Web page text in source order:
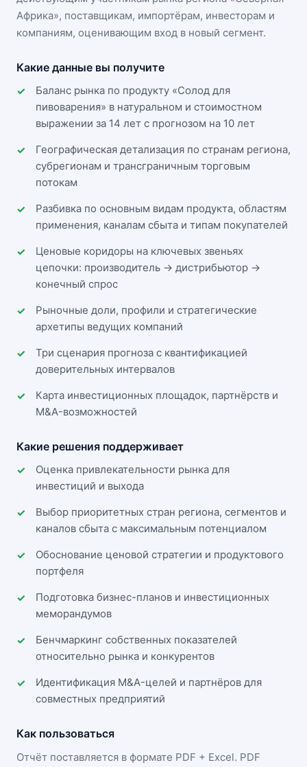
Африка», поставщикам, импортёрам, инвесторам и
компаниям, оценивающим вход в новый сегмент.
Какие данные вы получите
Баланс рынка по продукту «Солод для
пивоварения» в натуральном и стоимостном
выражении за 14 лет с прогнозом на 10 лет
Географическая детализация по странам региона,
субрегионам и трансграничным торговым
потокам
Разбивка по основным видам продукта, областям
применения, каналам сбыта и типам покупателей
Ценовые коридоры на ключевых звеньях
цепочки: производитель → дистрибьютор →
конечный спрос
Рыночные доли, профили и стратегические
архетипы ведущих компаний
Три сценария прогноза с квантификацией
доверительных интервалов
Карта инвестиционных площадок, партнёрств и
M&A-возможностей
Какие решения поддерживает
Оценка привлекательности рынка для
инвестиций и выхода
Выбор приоритетных стран региона, сегментов и
каналов сбыта с максимальным потенциалом
Обоснование ценовой стратегии и продуктового
портфеля
Подготовка бизнес-планов и инвестиционных
меморандумов
Бенчмаркинг собственных показателей
относительно рынка и конкурентов
Идентификация M&A-целей и партнёров для
совместных предприятий
Как пользоваться
Отчёт поставляется в формате PDF + Excel. PDF